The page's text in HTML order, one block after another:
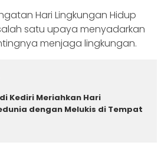
Hari Lingkungan Hidup
satu upaya menyadarkan
menjaga lingkungan.
Kediri Meriahkan Hari
dengan Melukis di Tempat